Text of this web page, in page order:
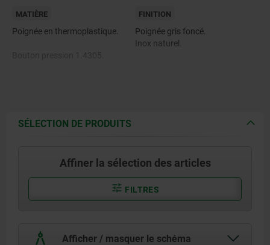
MATIÈRE
Poignée en thermoplastique.
Ressort de pression en Inox
FINITION
Poignée gris foncé.
Inox naturel.
SÉLECTION DE PRODUITS
Affiner la sélection des articles
FILTRES
Afficher / masquer le schéma